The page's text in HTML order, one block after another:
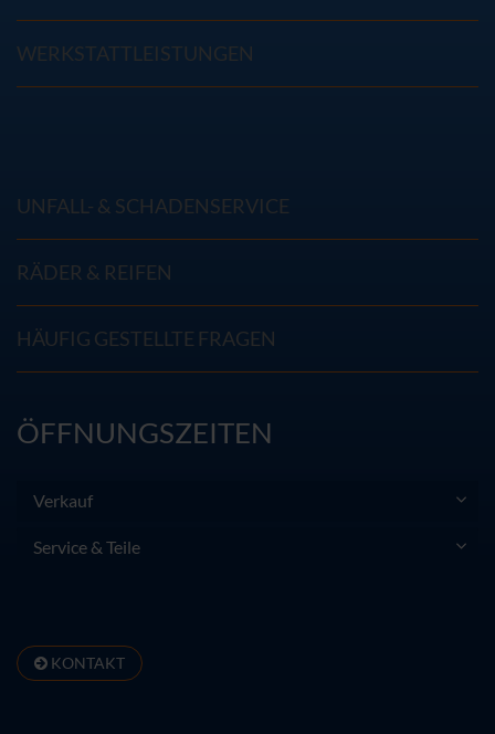
WERKSTATTLEISTUNGEN
UNFALL- & SCHADENSERVICE
RÄDER & REIFEN
HÄUFIG GESTELLTE FRAGEN
ÖFFNUNGSZEITEN
Verkauf
Service & Teile
KONTAKT